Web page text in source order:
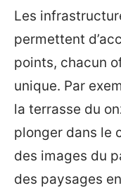
Les
permettent
points, chacun
unique. Par
la terrasse du
plonger dans le
des images du
des paysages